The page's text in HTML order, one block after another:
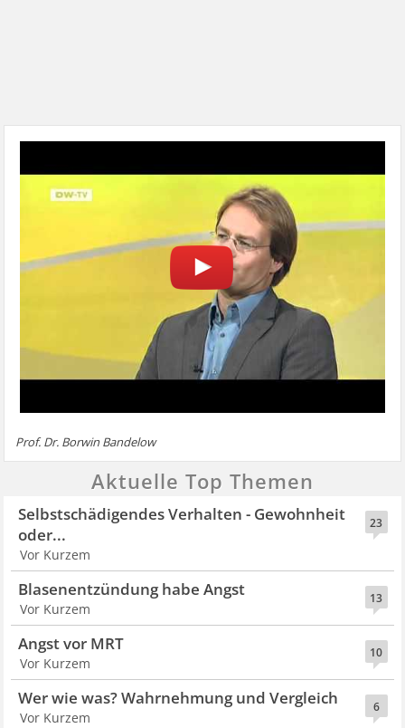
Prof. Dr. Borwin Bandelow
Aktuelle Top Themen
23
Selbstschädigendes Verhalten - Gewohnheit
oder...
Vor Kurzem
13
Blasenentzündung habe Angst
Vor Kurzem
10
Angst vor MRT
Vor Kurzem
6
Wer wie was? Wahrnehmung und Vergleich
Vor Kurzem